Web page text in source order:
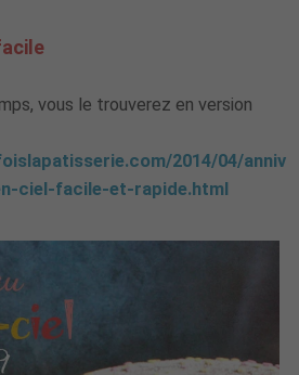
vous le trouverez en version
2014/04/anniv
ciel-facile-et-rapide.html